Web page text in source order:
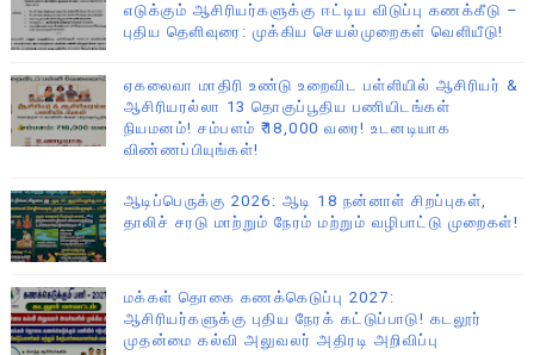
எடுக்கும் ஆசிரியர்களுக்கு ஈட்டிய விடுப்பு கணக்கீடு –
புதிய தெளிவுரை: முக்கிய செயல்முறைகள் வெளியீடு!
ஏகலைவா மாதிரி உண்டு உறைவிட பள்ளியில் ஆசிரியர் &
ஆசிரியரல்லா 13 தொகுப்பூதிய பணியிடங்கள்
நியமனம்! சம்பளம் ₹18,000 வரை! உடனடியாக
விண்ணப்பியுங்கள்!
ஆடிப்பெருக்கு 2026: ஆடி 18 நன்னாள் சிறப்புகள்,
தாலிச் சரடு மாற்றும் நேரம் மற்றும் வழிபாட்டு முறைகள்!
மக்கள் தொகை கணக்கெடுப்பு 2027:
ஆசிரியர்களுக்கு புதிய நேரக் கட்டுப்பாடு! கடலூர்
முதன்மை கல்வி அலுவலர் அதிரடி அறிவிப்பு